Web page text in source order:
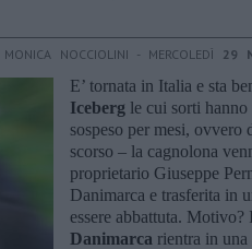
NOCCIOLINI - MERCOLEDÌ 29
E’ tornata in Italia e sta
Iceberg le cui sorti
sospeso per mesi, ovvero
scorso – la cagnolona
proprietario Giuseppe
Danimarca e trasferita in
essere abbattuta.
Danimarca rientra in